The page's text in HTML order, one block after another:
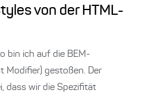
von der HTML-
bin ich auf die BEM-
Modifier) gestoßen. Der
dass wir die Spezifität